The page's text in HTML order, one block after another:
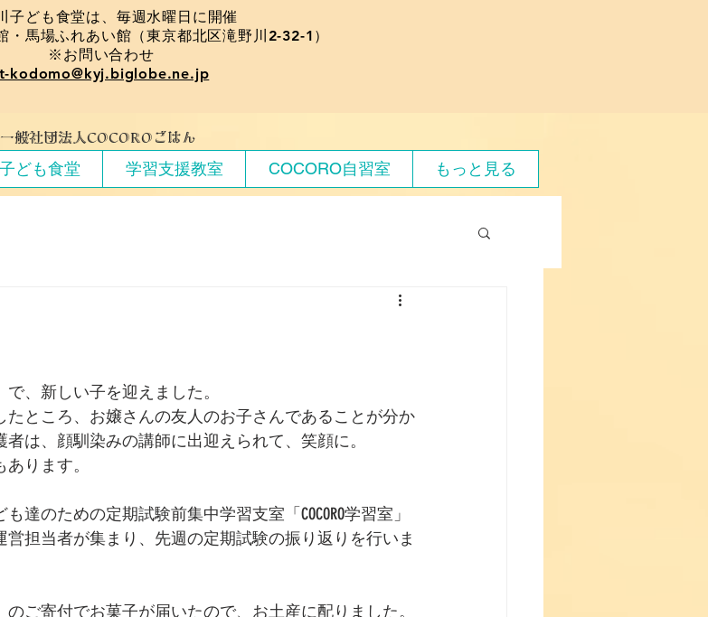
子ども食堂は、毎週水曜日に開催
・馬場ふれあい館（東京都北区滝野川2-32-1）
※お問い合わせ
t-kodomo@kyj.biglobe.ne.jp
​一般社団法人COCOROごはん
ども食堂 学習支援教室 COCORO自習室 もっと見る
、新しい子を迎えました。
ところ、お嬢さんの友人のお子さんであることが分か
は、顔馴染みの講師に出迎えられて、笑顔に。
ります。
達のための定期試験前集中学習支室「COCORO学習室」
担当者が集まり、先週の定期試験の振り返りを行いま
ご寄付でお菓子が届いたので、お土産に配りました。